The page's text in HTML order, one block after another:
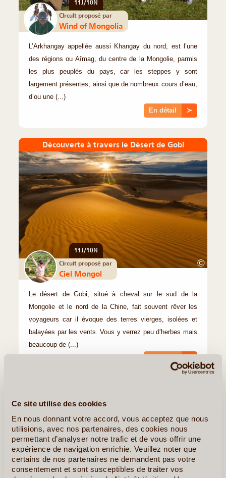
Ce site utilise des cookies
En nous donnant votre accord, vous acceptez que nous
utilisions, avec nos partenaires, des cookies nous
permettant d’analyser notre trafic et de vous offrir une
expérience de navigation enrichie. Veuillez noter que
certains de nos partenaires ne demandent pas votre
consentement et sont susceptibles de traiter vos
11J/10N
Circuit proposé par
Wind of Mongolia
L’Arkhangay appellée aussi Khangay du nord, est l’une
des régions ou Aîmag, du centre de la Mongolie, parmis
les plus peuplés du pays, car les steppes y sont
largement présentes, ainsi que de nombreux cours d’eau,
d’ou une (...)
En détail ≻
Découverte à travers le Désert de Gobi
©
11J/10N
Circuit proposé par
Ciel Mongol
Le désert de Gobi, situé à cheval sur le sud de la
Mongolie et le nord de la Chine, fait souvent rêver les
voyageurs car il évoque des terres vierges, isolées et
balayées par les vents. Vous y verrez peu d’herbes mais
beaucoup de (...)